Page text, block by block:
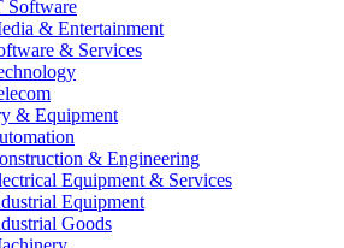
Software
& Entertainment
& Services
& Equipment
& Engineering
Equipment & Services
Equipment
Goods